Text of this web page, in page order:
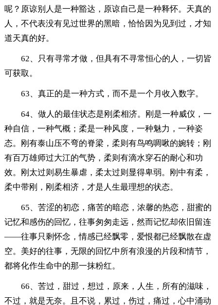
呢？原谅别人是一种豁达，原谅自己是一种释怀。天真的
人，不代表没有见过世界的黑暗，恰恰因为见到过，才知
道天真的好。
62、只有寻常才做，但具有不寻常恒心的人，一切皆
可获取。
63、真正的是一种方式，而不是一个月收入数字。
64、做人的最佳状态是刚柔相济。刚是一种威仪，一
种自信，一种气概；柔是一种风度，一种魅力，一种姿
态。刚有泰山压不弯的脊梁，柔则有鸟鸣啁啾的婉转；刚
有百万雄师过大江的气势，柔则有滴水穿石的耐心和功
效。刚太过则易生暴虐，柔太过则显得卑弱。刚中有柔，
柔中带刚，刚柔相济，才是人生最理想的状态。
65、苦涩的初恋，痛苦的暗恋，浓馨的热恋，甜蜜的
记忆和感伤的回忆，往事匆匆走远，然而记忆却依旧留连
——往事只剩怀念，情感已经飘零，爱恨都已经飘散在虚
空。美好的往事，无限的回忆中所有浪漫的片段和情节，
都将化作生命中的那一抹粉红。
66、苦过，甜过，想过，原来，人生，所有的滋味，
不过，就是无奈。且不说，累过，伤过，痛过，心中涌动